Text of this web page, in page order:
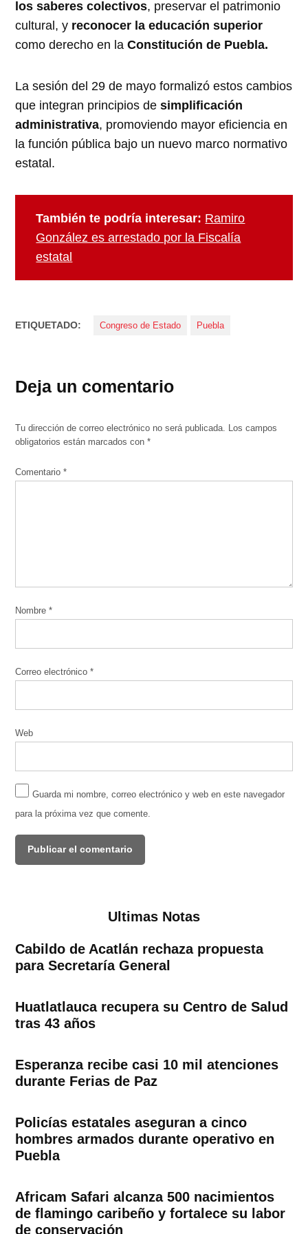
los saberes colectivos, preservar el patrimonio
cultural, y reconocer la educación superior
como derecho en laConstitución de Puebla.
La sesión del 29 de mayo formalizó estos cambios
que integran principios desimplificación
administrativa, promoviendo mayor eficiencia en
la función pública bajo un nuevo marco normativo
estatal.
También te podría interesar: Ramiro
González es arrestado por la Fiscalía
estatal
ETIQUETADO: Congreso de Estado Puebla
Deja un comentario
Tu dirección de correo electrónico no será publicada. Los campos
obligatorios están marcados con*
Comentario*
Nombre*
Correo electrónico*
Web
Guarda mi nombre, correo electrónico y web en este navegador
para la próxima vez que comente.
Ultimas Notas
Cabildo de Acatlán rechaza propuesta
para Secretaría General
Huatlatlauca recupera su Centro de Salud
tras 43 años
Esperanza recibe casi 10 mil atenciones
durante Ferias de Paz
Policías estatales aseguran a cinco
hombres armados durante operativo en
Puebla
Africam Safari alcanza 500 nacimientos
de flamingo caribeño y fortalece su labor
de conservación